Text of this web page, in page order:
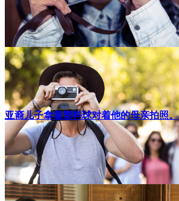
亚裔儿子拿着塑料球对着他的母亲拍照。